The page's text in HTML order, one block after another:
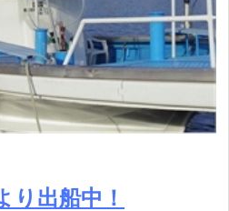
り出船中！